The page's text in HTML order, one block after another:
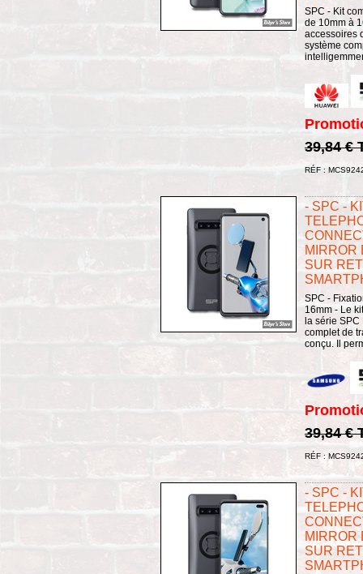
SPC - Kit
de 10mm à
accessoires
système
39,84 €
RÉF :
- SPC -
MIRROR
SUR
SPC -
16mm - Le
la série SPC
complet de
conçu. Il
39,84 €
RÉF :
- SPC -
MIRROR
SUR